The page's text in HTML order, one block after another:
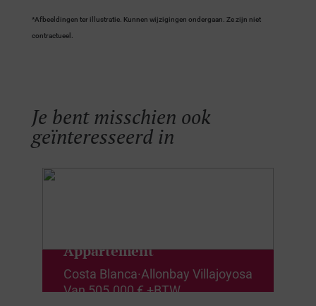
*Afbeeldingen ter illustratie. Kunnen wijzigingen ondergaan. Ze zijn niet
contractueel.
Je bent misschien ook
geïnteresseerd in
Appartement
Costa Blanca·Allonbay Villajoyosa
Van505.000 € +BTW